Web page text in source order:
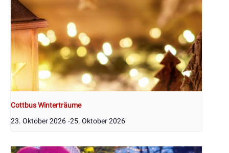
Cottbus Winterträume
23. Oktober 2026 -25. Oktober 2026